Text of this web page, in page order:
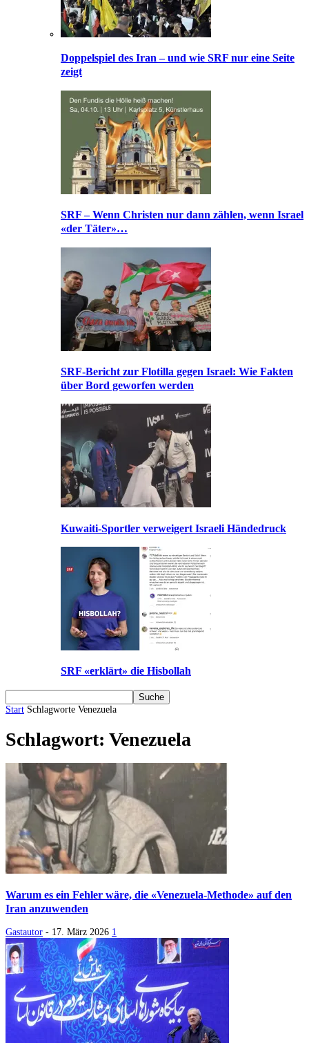
Doppelspiel des Iran – und wie SRF nur eine Seite
zeigt
SRF – Wenn Christen nur dann zählen, wenn Israel
«der Täter»…
SRF-Bericht zur Flotilla gegen Israel: Wie Fakten
über Bord geworfen werden
Kuwaiti-Sportler verweigert Israeli Händedruck
SRF «erklärt» die Hisbollah
Start Schlagworte Venezuela
Schlagwort: Venezuela
Warum es ein Fehler wäre, die «Venezuela-Methode» auf den
Iran anzuwenden
Gastautor - 17. März 2026 1